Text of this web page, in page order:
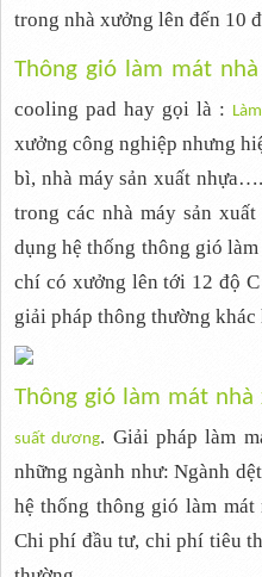
trong nhà xưởng lên đến 10
Thông gió làm mát
cooling pad hay gọi là :
xưởng công nghiệp nhưng
bì, nhà máy sản xuất
trong các nhà máy sản
dụng hệ thống thông gió
chí có xưởng lên tới 12 độ
giải pháp thông thường
Thông gió làm mát nhà
suất dương. Giải pháp làm
những ngành như: Ngành
hệ thống thông gió làm
Chi phí đầu tư, chi phí tiêu